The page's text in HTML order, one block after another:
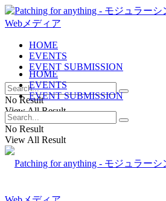
HOME
EVENTS
EVENT SUBMISSION
No Result
View All Result
HOME
EVENTS
EVENT SUBMISSION
No Result
View All Result